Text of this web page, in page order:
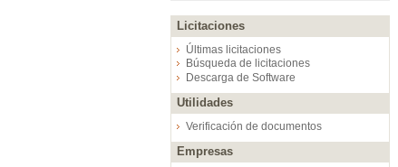
Licitaciones
Últimas licitaciones
Búsqueda de licitaciones
Descarga de Software
Utilidades
Verificación de documentos
Empresas